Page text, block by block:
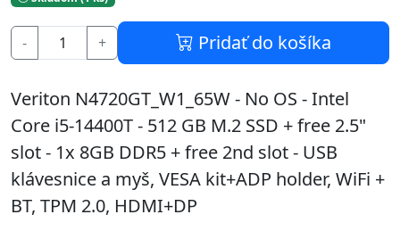
- + Pridať do košíka
Veriton N4720GT_W1_65W - No OS - Intel
Core i5-14400T - 512 GB M.2 SSD + free 2.5"
slot - 1x 8GB DDR5 + free 2nd slot - USB
klávesnice a myš, VESA kit+ADP holder, WiFi +
BT, TPM 2.0, HDMI+DP